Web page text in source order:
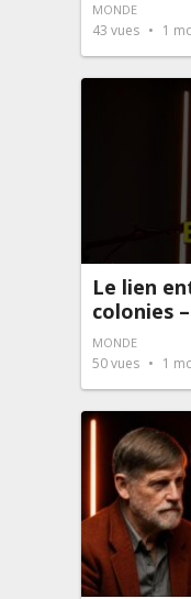
MONDE
43 vues 1
Le lien
colonies
MONDE
50vues 1